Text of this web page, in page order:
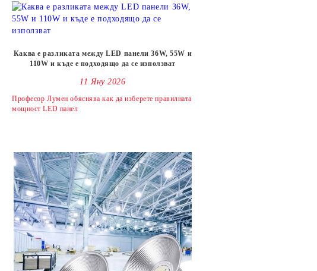
Каква е разликата между LED панели 36W, 55W и
110W и къде е подходящо да се използват
11 Яну 2026
Професор Лумен обяснява как да изберете правилната
мощност LED панел